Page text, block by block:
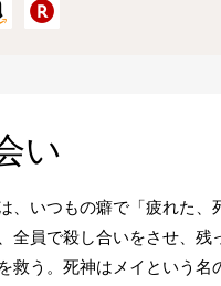
い
、いつもの癖で「疲れた
全員で殺し合いをさせ、
救う。死神はメイという